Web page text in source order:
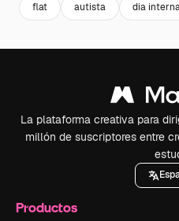
flat autista dia
La plataforma creativa para
millón de suscriptores entre
Productos